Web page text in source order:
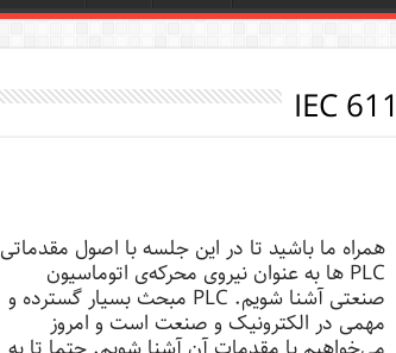
همراه ما باشید تا در این جلسه با اصول مقدماتی
PLC ها به عنوان نیروی محرکه‌ی اتوماسیون
صنعتی آشنا شویم. PLC مبحث بسیار گسترده و
مهمی در الکترونیک و صنعت است و امروز